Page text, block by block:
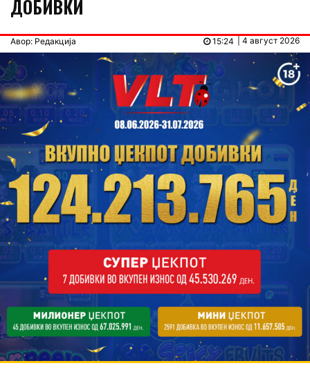
ДОБИВКИ
Авор: Редакција | 4 август 2026
15:24